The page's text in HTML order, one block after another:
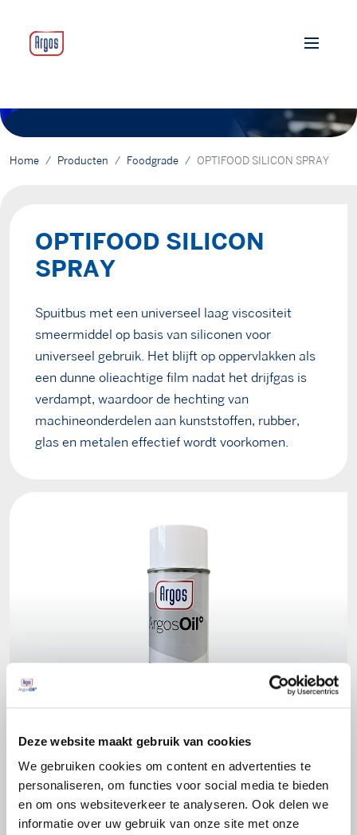
Deze website maakt gebruik van cookies
We gebruiken cookies om content en advertenties te
personaliseren, om functies voor social media te bieden
en om ons websiteverkeer te analyseren. Ook delen we
informatie over uw gebruik van onze site met onze
Home Producten Foodgrade OPTIFOOD SILICON SPRAY
OPTIFOOD SILICON
SPRAY
Spuitbus met een universeel laag viscositeit
smeermiddel op basis van siliconen voor
universeel gebruik. Het blijft op oppervlakken als
een dunne olieachtige film nadat het drijfgas is
verdampt, waardoor de hechting van
machineonderdelen aan kunststoffen, rubber,
glas en metalen effectief wordt voorkomen.
Productbladen